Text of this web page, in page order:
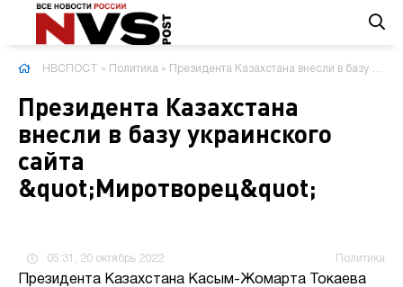
НВСПОСТ » Политика » Президента Казахстана внесли в базу украинского сайта "Миротворец"
Президента Казахстана
внесли в базу украинского
сайта
&quot;Миротворец&quot;
05:31, 20 октябрь 2022 Политика
Президента Казахстана Касым-Жомарта Токаева